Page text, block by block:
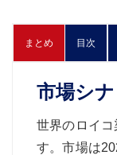
まとめ 目次
市場シ
世界のロイ
す。市場は